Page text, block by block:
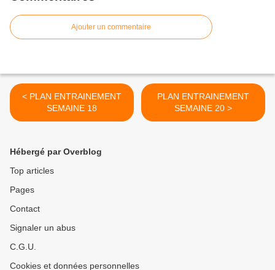
Ajouter un commentaire
< PLAN ENTRAINEMENT
SEMAINE 18
PLAN ENTRAINEMENT
SEMAINE 20 >
Hébergé par Overblog
Top articles
Pages
Contact
Signaler un abus
C.G.U.
Cookies et données personnelles